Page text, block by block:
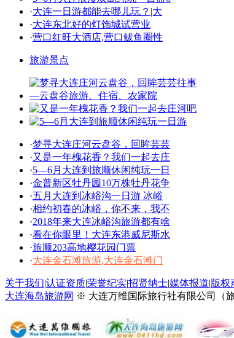
·大连一日游都能去哪儿玩？|大
·大连东北好的灯饰城试营业
·营口红旺大酒店,营口鲅鱼圈性
旅游景点
·梦寻大连庄河云盘谷，回眸芸芸
·又是一年槐花香？我们一起去庄
·5—6月大连到旅顺休闲纯玩一日
·金普新区牡丹园10万株牡丹花争
·五月大连到冰峪沟一日游 冰峪
·相约初春的冰峪，你不来，我不
·2018年来大连冰峪沟旅游都有啥
·看在你眼里！大连东港威尼斯水
·旅顺203高地樱花园门票
·大连金石滩旅游,大连金石滩门
关于我们|认证资质|荣誉纪实|招贤纳士|媒体报道|版权
大连海岛旅游网 ※ 大连万维国际旅行社有限公司（